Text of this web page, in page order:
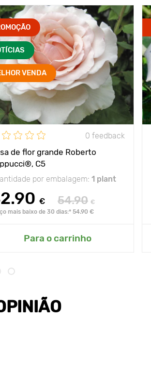
VENDA
0 feedback
de flor grande Roberto
C5
por embalagem: 1 plant
€ 54.90 €
mais baixo de 30 dias:* 54.90 €
Para o carrinho